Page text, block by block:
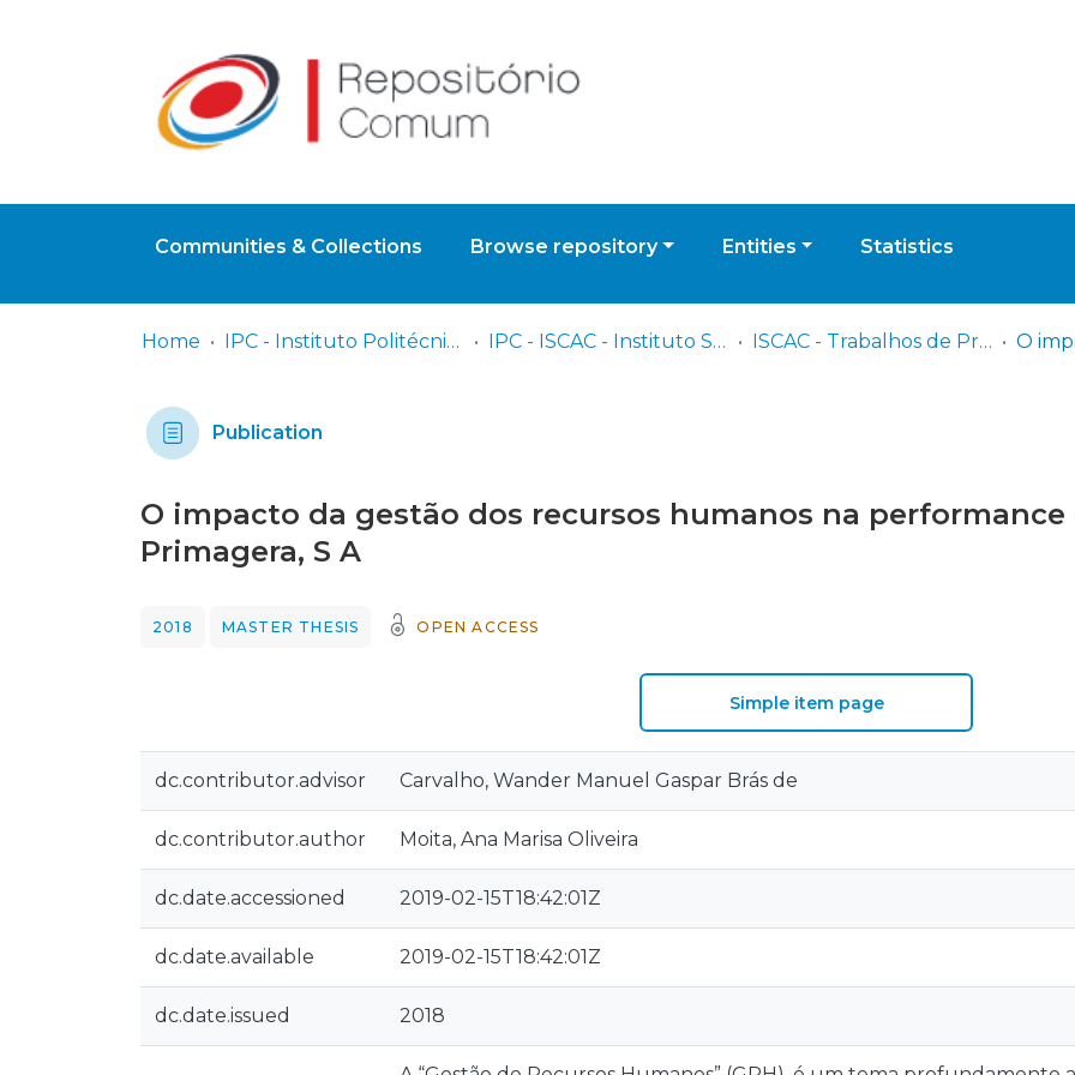
Communities & Collections Browse repository Entities Statistics
Home IPC - Instituto Politécnico de Coimbra IPC - ISCAC - Instituto Superior de Contabilidade e Administração de Coimbra ISCAC - Trabalhos de Projeto | Relatórios de Estágio
Publication
O impacto da gestão dos recursos humanos na performance
Primagera, S A
2018 MASTER THESIS OPEN ACCESS
Simple item page
dc.contributor.advisor Carvalho, Wander Manuel Gaspar Brás de
dc.contributor.author Moita, Ana Marisa Oliveira
dc.date.accessioned 2019-02-15T18:42:01Z
dc.date.available 2019-02-15T18:42:01Z
dc.date.issued 2018